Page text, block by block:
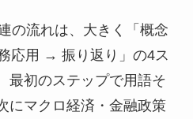
の流れは、大きく「概念
応用 → 振り返り」の4ス
最初のステップで用語そ
にマクロ経済・金融政策